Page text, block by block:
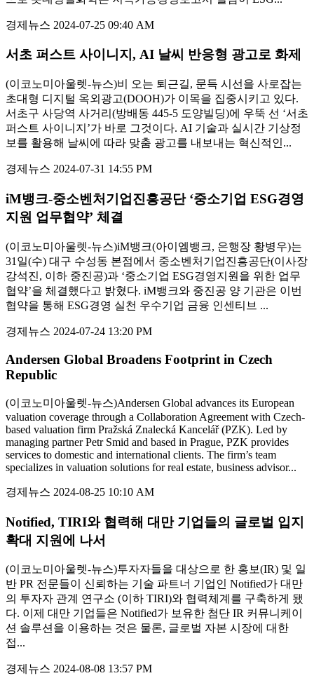
경제뉴스 2024-07-25 09:40 AM
서초 퍼스트 사이니지, AI 날씨 반응형 광고로 화제
(이코노미아울렛-뉴스)비 오는 퇴근길, 문득 시선을 사로잡는
초대형 디지털 옥외광고(DOOH)가 이목을 집중시키고 있다.
서초구 사당역 사거리(방배동 445-5 도양빌딩)에 우뚝 선 ‘서초
퍼스트 사이니지’가 바로 그것이다. AI 기술과 실시간 기상정
보를 활용해 날씨에 따라 맞춤 광고를 내보내는 혁신적인...
경제뉴스 2024-07-31 14:55 PM
iM뱅크-중소벤처기업진흥공단 ‘중소기업 ESG경영
지원 업무협약’ 체결
(이코노미아울렛-뉴스)iM뱅크(아이엠뱅크, 은행장 황병우)는
31일(수) 대구 수성동 본점에서 중소벤처기업진흥공단(이사장
강석진, 이하 중진공)과 ‘중소기업 ESG경영지원을 위한 업무
협약’을 체결했다고 밝혔다. iM뱅크와 중진공 양 기관은 이번
협약을 통해 ESG경영 실천 우수기업 금융 인센티브 ...
경제뉴스 2024-07-24 13:20 PM
Andersen Global Broadens Footprint in Czech
Republic
(이코노미아울렛-뉴스)Andersen Global advances its European
valuation coverage through a Collaboration Agreement with Czech-
based valuation firm Pražská Znalecká Kancelář (PZK). Led by
managing partner Petr Smid and based in Prague, PZK provides
services to domestic and international clients. The firm’s team
specializes in valuation solutions for real estate, business advisor...
경제뉴스 2024-08-25 10:10 AM
Notified, TIRI와 협력해 대만 기업들의 글로벌 입지
확대 지원에 나서
(이코노미아울렛-뉴스)투자자들을 대상으로 한 홍보(IR) 및 일
반 PR 전문들이 신뢰하는 기술 파트너 기업인 Notified가 대만
의 투자자 관계 연구소 (이하 TIRI)와 협력체계를 구축하게 됐
다. 이제 대만 기업들은 Notified가 보유한 첨단 IR 커뮤니케이
션 솔루션을 이용하는 것은 물론, 글로벌 자본 시장에 대한
접...
경제뉴스 2024-08-08 13:57 PM